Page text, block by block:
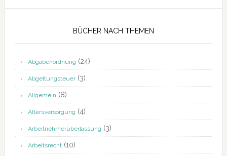
BÜCHER NACH THEMEN
Abgabenordnung (24)
Abgeltungsteuer(3)
Allgemein (8)
Altersversorgung (4)
Arbeitnehmerüberlassung (3)
Arbeitsrecht(10)